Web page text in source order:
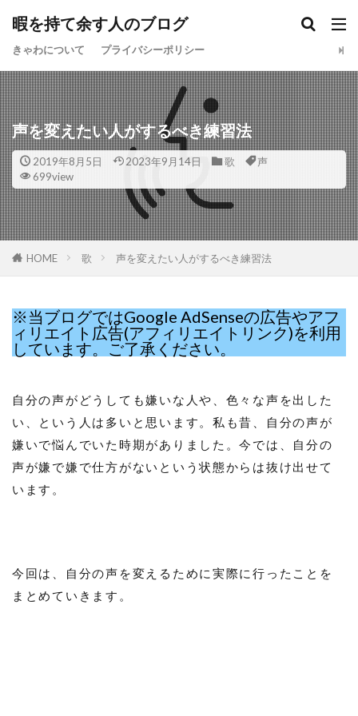
暇を持て余す人のブログ
きゃわについて プライバシーポリシー
声を変えたい人がするべき練習法
2019年8月5日 2023年9月14日 歌
声
699view
HOME 歌 声を変えたい人がするべき練習法
※当ブログではGoogle AdSenseの広告やアフ
ィリエイト広告(アフィリエイトリンク)を利用
しています。ご了承ください。
自分の声がどうしても嫌いな人や、色々な声を出した
い、という人は多いと思います。私も昔、自分の声が
嫌いで悩んでいた時期がありました。今では、自分の
声が嫌で嫌で仕方がないという状態からは抜け出せて
います。
今回は、自分の声を変えるために実際に行ったことを
まとめていきます。